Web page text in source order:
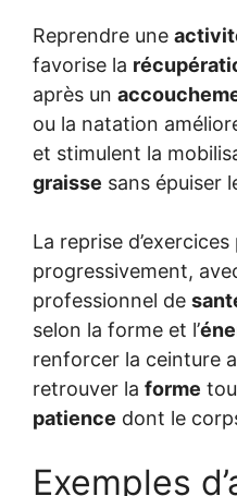
Reprendre une
favorise la
après un
ou la natation
et stimulent la
graisse sans épuiser
La reprise
progressivement,
professionnel de
selon la forme et l’
renforcer la ceinture
retrouver la forme
patience dont le
Exemples